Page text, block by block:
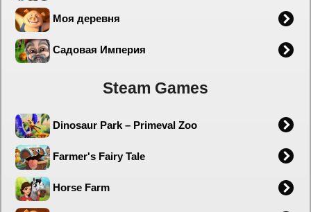
Моя деревня
Садовая Империя
Steam Games
Dinosaur Park – Primeval Zoo
Farmer's Fairy Tale
Horse Farm